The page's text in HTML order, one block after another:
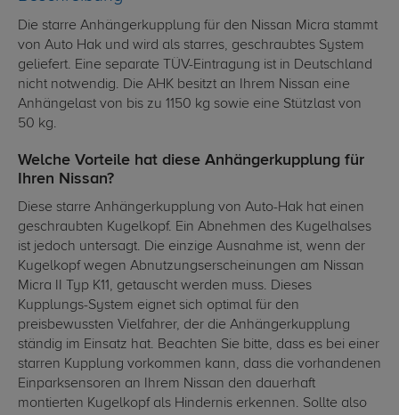
Die starre Anhängerkupplung für den Nissan Micra stammt
von Auto Hak und wird als starres, geschraubtes System
geliefert. Eine separate TÜV-Eintragung ist in Deutschland
nicht notwendig. Die AHK besitzt an Ihrem Nissan eine
Anhängelast von bis zu 1150 kg sowie eine Stützlast von
50 kg.
Welche Vorteile hat diese Anhängerkupplung für
Ihren Nissan?
Diese starre Anhängerkupplung von Auto-Hak hat einen
geschraubten Kugelkopf. Ein Abnehmen des Kugelhalses
ist jedoch untersagt. Die einzige Ausnahme ist, wenn der
Kugelkopf wegen Abnutzungserscheinungen am Nissan
Micra II Typ K11, getauscht werden muss. Dieses
Kupplungs-System eignet sich optimal für den
preisbewussten Vielfahrer, der die Anhängerkupplung
ständig im Einsatz hat. Beachten Sie bitte, dass es bei einer
starren Kupplung vorkommen kann, dass die vorhandenen
Einparksensoren an Ihrem Nissan den dauerhaft
montierten Kugelkopf als Hindernis erkennen. Sollte also